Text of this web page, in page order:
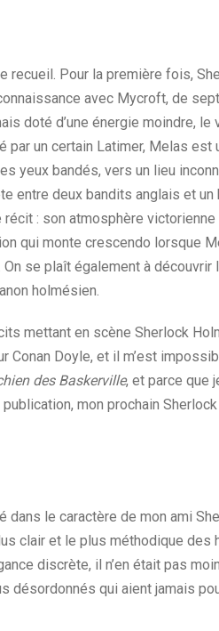
recueil. Pour la première fois,
avec Mycroft, de
doté d’une énergie moindre,
par un certain Latimer, Melas
yeux bandés, vers un lieu
entre deux bandits anglais et
: son atmosphère
qui monte crescendo lorsque
se plaît également à
holmésien.
mettant en scène Sherlock
Conan Doyle, et il m’est
des Baskerville, et parce que
mon prochain
dans le caractère de mon ami
clair et le plus méthodique des
discrète, il n’en était pas
désordonnés qui aient jamais